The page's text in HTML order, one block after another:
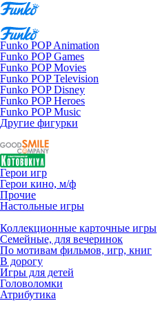
Funko POP Animation
Funko POP Games
Funko POP Movies
Funko POP Television
Funko POP Disney
Funko POP Heroes
Funko POP Music
Другие фигурки
Герои игр
Герои кино, м/ф
Прочие
Настольные игры
Коллекционные карточные игры
Семейные, для вечеринок
По мотивам фильмов, игр, книг
В дорогу
Игры для детей
Головоломки
Атрибутика